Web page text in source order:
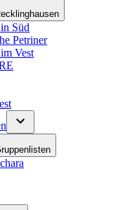
Süd
Petriner
Vest